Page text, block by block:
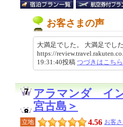
お客さまの声
大満足でした。 大満足で
https://
19:31:40投稿 つづきはこちら
アラマンダ イ
宮古島＞
立地 4.56 お客